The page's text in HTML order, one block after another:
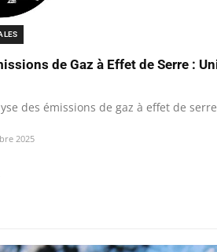
de Gaz à Effet de Serre :
des émissions de gaz à effet de
2025